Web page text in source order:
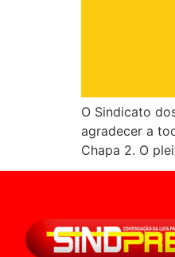
O Sindicato
agradecer a
Chapa 2. O